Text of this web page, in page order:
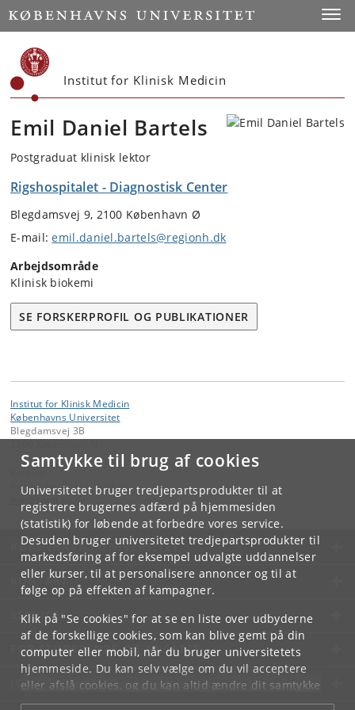
Samtykke til brug af cookies
Universitetet bruger tredjepartsprodukter til at
registrere brugernes adfærd på hjemmesiden
(statistik) for løbende at forbedre vores service.
Desuden bruger universitetet tredjepartsprodukter til
markedsføring af for eksempel udvalgte uddannelser
eller kurser, til at personalisere annoncer og til at
følge op på effekten af kampagner.
Klik på "Se cookies" for at se en liste over udbyderne
af de forskellige cookies, som kan blive gemt på din
computer eller mobil, når du bruger universitetets
hjemmeside. Du kan selv vælge om du vil acceptere
eller afslå cookies, og du kan altid ændre dit samtykke
underCookie- og privatlivspolitiksom du finder i
Start
Institut for Klinisk Medicin
Emil Daniel Bartels
Postgraduat klinisk lektor
Rigshospitalet - Diagnostisk Center
Blegdamsvej 9, 2100 København Ø
E-mail:emil.daniel.bartels@regionh.dk
Arbejdsområde
Klinisk biokemi
SE FORSKERPROFIL OG PUBLIKATIONER
Institut for Klinisk Medicin
Københavns Universitet
Blegdamsvej 3B
Institut for Klinisk Medicin
KØBENHAVNS UNIVERSITET
KONTAKT
SERVICES
FOR STUDERENDE OG ANSATTE
JOB OG KARRIERE